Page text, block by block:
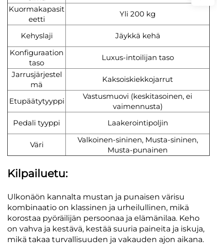
Kuormakapasit
eetti
Yli 200 kg
Kehyslaji
Jäykkä kehä
Konfiguraation
taso
Luxus-intoilijan taso
Jarrusjärjestel
mä
Kaksoiskiekkojarrut
Etupäätytyyppi
Vastusmuovi (keskitasoinen, ei
vaimennusta)
Pedali tyyppi
Laakerointipoljin
Väri
Valkoinen-sininen, Musta-sininen,
Musta-punainen
Kilpailuetu:
Ulkonäön kannalta mustan ja punaisen värisu
kombinaatio on klassinen ja urheilullinen, mikä
korostaa pyöräilijän persoonaa ja elämänilaa. Keho
on vahva ja kestävä, kestää suuria paineita ja iskuja,
mikä takaa turvallisuuden ja vakauden ajon aikana.